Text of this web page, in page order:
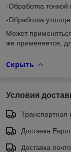
-Обработка тонкой
-Обработка
Может
же применяется,
Скрыть
Условия
Транспортная
Доставка
Доставка